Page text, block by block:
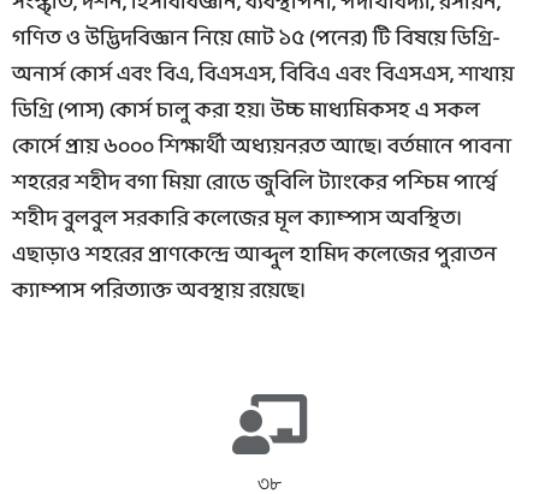
গণিত ও উদ্ভিদবিজ্ঞান নিয়ে মোট ১৫ (পনের) টি বিষয়ে ডিগ্রি-
অনার্স কোর্স এবং বিএ, বিএসএস, বিবিএ এবং বিএসএস, শাখায়
ডিগ্রি (পাস) কোর্স চালু করা হয়। উচ্চ মাধ্যমিকসহ এ সকল
কোর্সে প্রায় ৬০০০ শিক্ষার্থী অধ্যয়নরত আছে। বর্তমানে পাবনা
শহরের শহীদ বগা মিয়া রোডে জুবিলি ট্যাংকের পশ্চিম পার্শ্বে
শহীদ বুলবুল সরকারি কলেজের মূল ক্যাম্পাস অবস্থিত।
এছাড়াও শহরের প্রাণকেন্দ্রে আব্দুল হামিদ কলেজের পুরাতন
ক্যাম্পাস পরিত্যাক্ত অবস্থায় রয়েছে।
৩৮